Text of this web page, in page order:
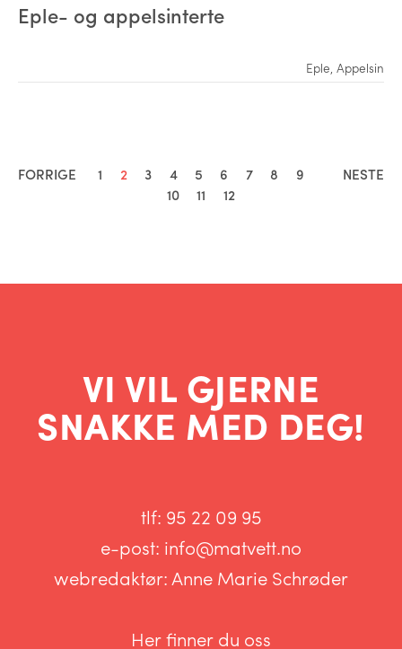
Eple- og appelsinterte
Eple Appelsin
FORRIGE 1 2 3 4 5 6 7 8
9
10
11 12
NESTE
VI VIL GJERNE
SNAKKE MED DEG!
tlf: 95 22 09 95
e-post: info@matvett.no
webredaktør:Anne Marie Schrøder
Her finner du oss